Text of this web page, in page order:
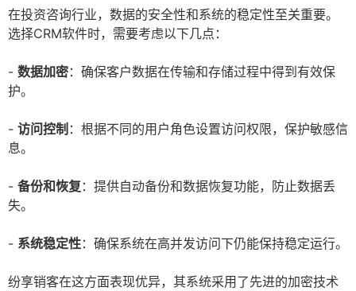
在投资咨询行业，数据的安全性和系统的稳定性至关重要。
选择CRM软件时，需要考虑以下几点：
- 数据加密：确保客户数据在传输和存储过程中得到有效保
护。
- 访问控制 ：根据不同的用户角色设置访问权限，保护敏感信
息。
- 备份和恢复 ：提供自动备份和数据恢复功能，防止数据丢
失。
- 系统稳定性：确保系统在高并发访问下仍能保持稳定运行。
纷享销客在这方面表现优异，其系统采用了先进的加密技术